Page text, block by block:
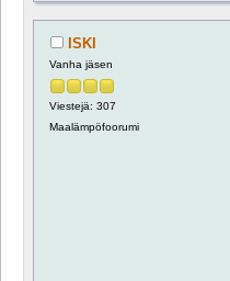
ISKI
Vanha jäsen
Viestejä: 307
Maalämpöfoorumi